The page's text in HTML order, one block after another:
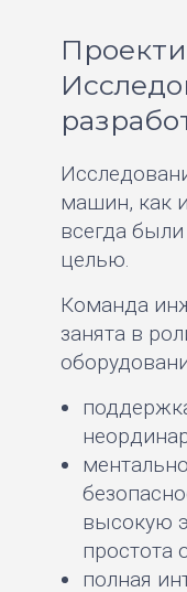
машин, как
всегда
целью.
Команда
занята в
высокую
простота
полная